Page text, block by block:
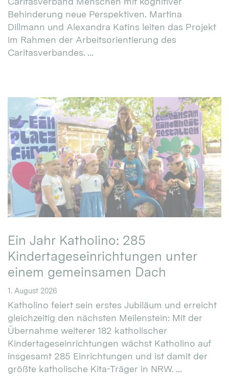
Behinderung neue Perspektiven. Martina
Dillmann und Alexandra Katins leiten das Projekt
im Rahmen der Arbeitsorientierung des
Caritasverbandes. ...
Ein Jahr Katholino: 285
Kindertageseinrichtungen unter
einem gemeinsamen Dach
1. August 2026
Katholino feiert sein erstes Jubiläum und erreicht
gleichzeitig den nächsten Meilenstein: Mit der
Übernahme weiterer 182 katholischer
Kindertageseinrichtungen wächst Katholino auf
insgesamt 285 Einrichtungen und ist damit der
größte katholische Kita-Träger in NRW. ...